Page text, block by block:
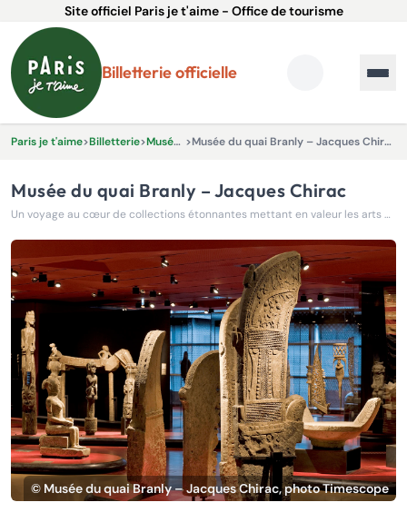
Site officiel Paris je t'aime - Office de tourisme
Billetterie officielle
Paris je t'aime>Billetterie> Musées > Musée du quai Branly – Jacques Chirac
Musée du quai Branly – Jacques Chirac
Un voyage au cœur de collections étonnantes mettant en valeur les arts et civilisations d'Afrique, d'Asie, d'Océanie et d'Amérique.
© Musée du quai Branly – Jacques Chirac, photo Timescope